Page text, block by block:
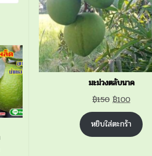
มะม่วงตลับนาค
฿150 Original
price
was:
฿150.
฿100Current
price
is:
฿100.
หยิบใส่ตะกร้า